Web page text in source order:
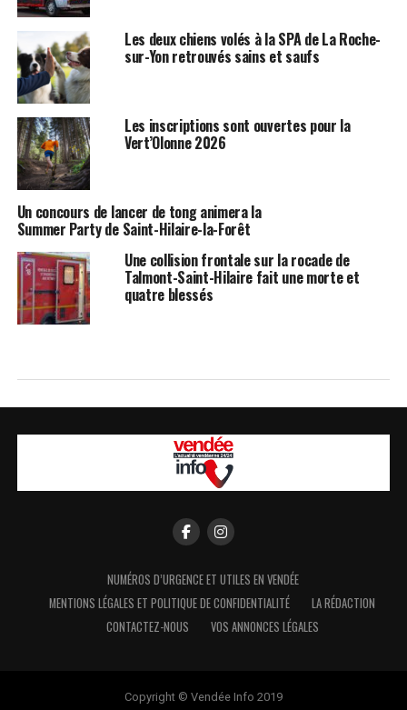
Les deux chiens volés à la SPA de La Roche-
sur-Yon retrouvés sains et saufs
Les inscriptions sont ouvertes pour la
Vert’Olonne 2026
Un concours de lancer de tong animera la
Summer Party de Saint-Hilaire-la-Forêt
Une collision frontale sur la rocade de
Talmont-Saint-Hilaire fait une morte et
quatre blessés
NUMÉROS D’URGENCE ET UTILES EN VENDÉE
MENTIONS LÉGALES ET POLITIQUE DE CONFIDENTIALITÉ
LA RÉDACTION
CONTACTEZ-NOUS
VOS ANNONCES LÉGALES
Copyright © Vendée Info 2019